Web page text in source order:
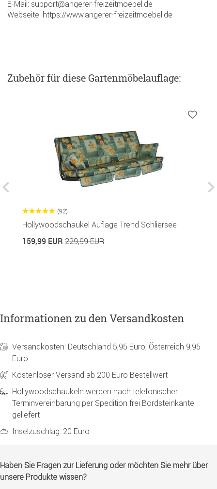
E-Mail: support@angerer-freizeitmoebel.de
Webseite: https://www.angerer-freizeitmoebel.de
Zubehörfür diese Gartenmöbelauflage:
(92)
Hollywoodschaukel Auflage Trend Schliersee
159,99 EUR 229,99 EUR
Informationen zu den Versandkosten
Versandkosten: Deutschland 5,95 Euro, Österreich 9,95
Euro
Kostenloser Versand ab 200 Euro Bestellwert
Hollywoodschaukeln werden nach telefonischer
Terminvereinbarung per Spedition frei Bordsteinkante
geliefert
Inselzuschlag: 20 Euro
Haben Sie Fragen zur Lieferung oder möchten Sie mehr über
unsere Produkte wissen?